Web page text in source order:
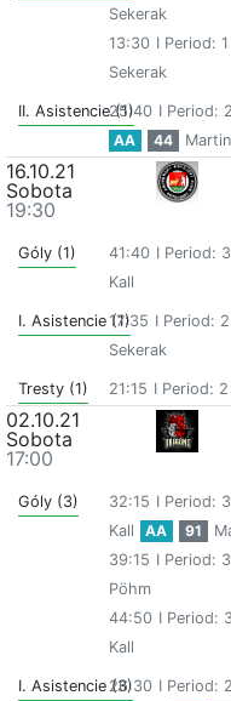
Sekerak
13:30 I Period: 1
Sekerak
II. Asistencie (1)
25:40 I Period: 2
AA
44
16.10.21
Sobota
19:30
Góly (1) 41:40 I Period: 3
Kall
I. Asistencie (1)17:35 I Period: 2
Sekerak
Tresty (1) 21:15 I Period: 2
02.10.21
Sobota
17:00
Góly (3) 32:15 I Period: 3
Kall
AA 91
39:15 I Period: 3
Pöhm
44:50 I Period:
Kall
I. Asistencie (3)26:30 I Period: 2